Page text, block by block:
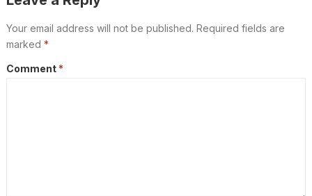
Your email address will not be published. Required fields are
marked *
Comment *